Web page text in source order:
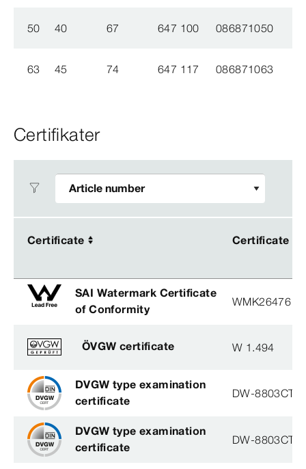
50 40 67 647 100 086871050
63 45 74 647 117 086871063
Certifikater
Certificate Certificate
Certificate Certificate
SAI Watermark Certificate
of Conformity
WMK26476
ÖVGW certificate W 1.494
DVGW type examination
certificate
DW-
DVGW type examination
certificate
DW-